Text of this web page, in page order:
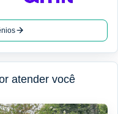
atender você